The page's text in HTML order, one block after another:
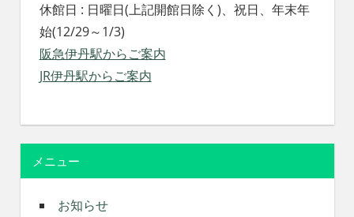
休館日 : 日曜日(上記開館日除く)、祝日、年末年
始(12/29～1/3)
阪急伊丹駅からご案内
JR伊丹駅からご案内
メニュー
お知らせ